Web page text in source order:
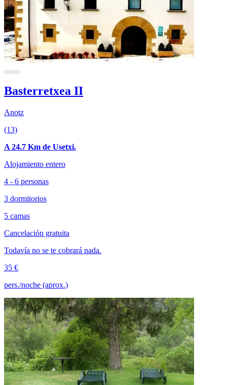
Basterretxea II
Anotz
(13)
A 24.7 Km de Usetxi.
Alojamiento entero
4 - 6 personas
3 dormitorios
5 camas
Cancelación gratuita
Todavía no se te cobrará nada.
35 €
pers./noche (aprox.)